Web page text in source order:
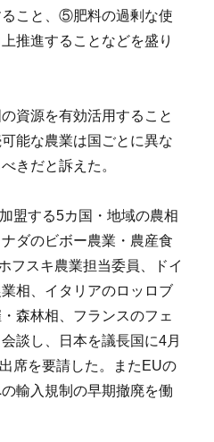
こと、⑤肥料の過剰な使
推進することなどを盛り
資源を有効活用すること
能な農業は国ごとに異な
きだと訴えた。
盟する5カ国・地域の農相
ダのビボー農業・農産食
フスキ農業担当委員、ドイ
相、イタリアのロッロブ
森林相、フランスのフェ
談し、日本を議長国に4月
席を要請した。またEUの
輸入規制の早期撤廃を働